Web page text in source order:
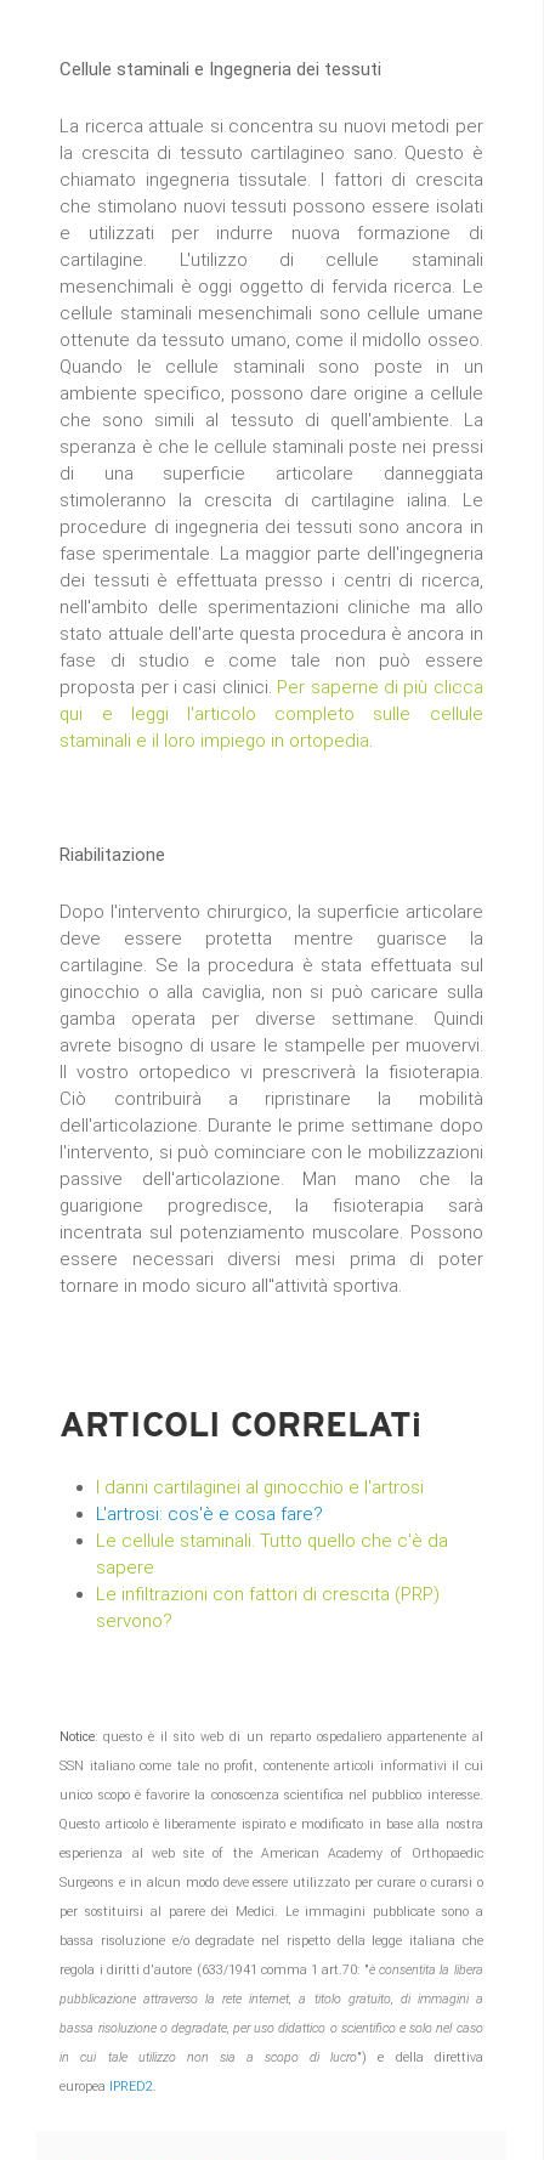
Cellule staminali e Ingegneria dei tessuti
La ricerca attuale si concentra su nuovi metodi per
la crescita di tessuto cartilagineo sano. Questo è
chiamato ingegneria tissutale. I fattori di crescita
che stimolano nuovi tessuti possono essere isolati
e utilizzati per indurre nuova formazione di
cartilagine. L'utilizzo di cellule staminali
mesenchimali è oggi oggetto di fervida ricerca. Le
cellule staminali mesenchimali sono cellule umane
ottenute da tessuto umano, come il midollo osseo.
Quando le cellule staminali sono poste in un
ambiente specifico, possono dare origine a cellule
che sono simili al tessuto di quell'ambiente. La
speranza è che le cellule staminali poste nei pressi
di una superficie articolare danneggiata
stimoleranno la crescita di cartilagine ialina. Le
procedure di ingegneria dei tessuti sono ancora in
fase sperimentale. La maggior parte dell'ingegneria
dei tessuti è effettuata presso i centri di ricerca,
nell'ambito delle sperimentazioni cliniche ma allo
stato attuale dell'arte questa procedura è ancora in
fase di studio e come tale non può essere
proposta per i casi clinici. Per saperne di più clicca
qui e leggi l'articolo completo sulle cellule
staminali e il loro impiego in ortopedia.
Riabilitazione
Dopo l'intervento chirurgico, la superficie articolare
deve essere protetta mentre guarisce la
cartilagine. Se la procedura è stata effettuata sul
ginocchio o alla caviglia, non si può caricare sulla
gamba operata per diverse settimane. Quindi
avrete bisogno di usare le stampelle per muovervi.
Il vostro ortopedico vi prescriverà la fisioterapia.
Ciò contribuirà a ripristinare la mobilità
dell'articolazione. Durante le prime settimane dopo
l'intervento, si può cominciare con le mobilizzazioni
passive dell'articolazione. Man mano che la
guarigione progredisce, la fisioterapia sarà
incentrata sul potenziamento muscolare. Possono
essere necessari diversi mesi prima di poter
tornare in modo sicuro all''attività sportiva.
ARTICOLI CORRELATi
I danni cartilaginei al ginocchio e l'artrosi
L'artrosi: cos'è e cosa fare?
Le cellule staminali. Tutto quello che c'è da
sapere
Le infiltrazioni con fattori di crescita (PRP)
servono?
Notice: questo è il sito web di un reparto ospedaliero appartenente al
SSN italiano come tale no profit, contenente articoli informativi il cui
unico scopo è favorire la conoscenza scientifica nel pubblico interesse.
Questo articolo è liberamente ispirato e modificato in base alla nostra
esperienza al web site of the American Academy of Orthopaedic
Surgeons e in alcun modo deve essere utilizzato per curare o curarsi o
per sostituirsi al parere dei Medici. Le immagini pubblicate sono a
bassa risoluzione e/o degradate nel rispetto della legge italiana che
regola i diritti d'autore (633/1941 comma 1 art.70: "è consentita la libera
pubblicazione attraverso la rete internet, a titolo gratuito, di immagini a
bassa risoluzione o degradate, per uso didattico o scientifico e solo nel caso
in cui tale utilizzo non sia a scopo di lucro") e della direttiva
europea
IPRED2.